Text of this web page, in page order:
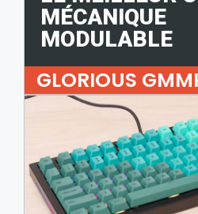
MÉCANIQUE
MODULABLE
GLORIOUS